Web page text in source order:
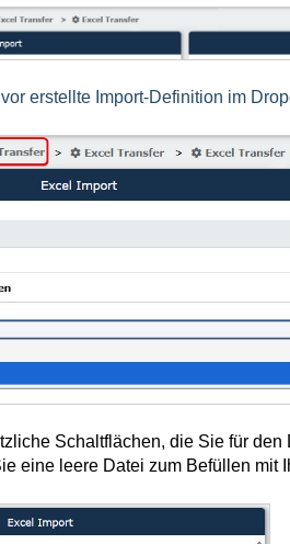
erstellte Import-Definition im
Schaltflächen, die Sie für
eine leere Datei zum Befüllen mit